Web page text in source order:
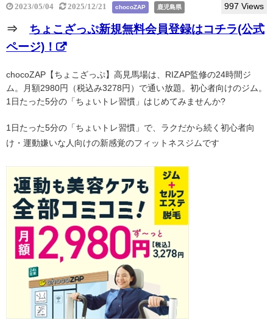
2023/05/04 2025/12/21 chocoZAP 鹿児島県 997 Views
⇒ ちょこざっぷ新規無料会員登録はコチラ(公式
ページ)！
chocoZAP【ちょこざっぷ】高見馬場は、RIZAP監修の24時間ジ
ム。月額2980円（税込み3278円）で通い放題。初心者向けのジム。
1日たった5分の「ちょいトレ習慣」はじめてみませんか?
1日たった5分の「ちょいトレ習慣」で、ラクだから続く初心者向
け・運動嫌いな人向けの新感覚のフィットネスジムです